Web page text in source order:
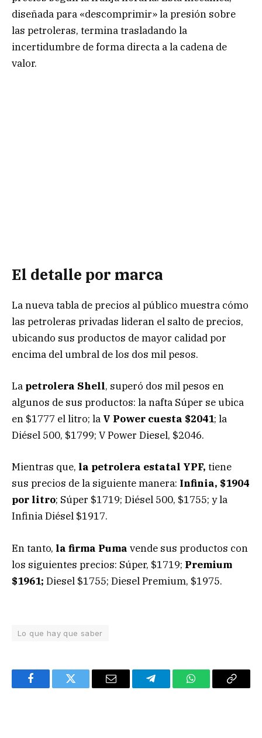
diseñada para «descomprimir» la presión sobre
las petroleras, termina trasladando la
incertidumbre de forma directa a la cadena de
valor.
El detalle por marca
La nueva tabla de precios al público muestra cómo
las petroleras privadas lideran el salto de precios,
ubicando sus productos de mayor calidad por
encima del umbral de los dos mil pesos.
La petrolera Shell, superó dos mil pesos en
algunos de sus productos: la nafta Súper se ubica
en $1777 el litro; la V Power cuesta $2041; la
Diésel 500, $1799; V Power Diesel, $2046.
Mientras que, la petrolera estatal YPF, tiene
sus precios de la siguiente manera: Infinia, $1904
por litro; Súper $1719; Diésel 500, $1755; y la
Infinia Diésel $1917.
En tanto, la firma Puma vende sus productos con
los siguientes precios: Súper, $1719; Premium
$1961; Diesel $1755; Diesel Premium, $1975.
Lo que hay que saber
FacebookTwitter Email TelegramWhatsAppCopy